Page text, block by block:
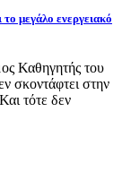
μεγάλο ενεργειακό
Καθηγητής του
σκοντάφτει στην
τότε δεν